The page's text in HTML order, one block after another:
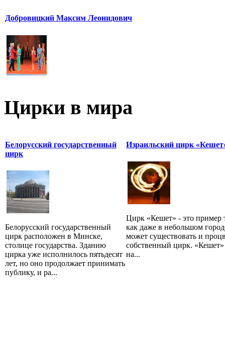
Добровицкий Максим Леонидович
Цирки в мира
Белорусский государственный
цирк
Белорусский государственный
цирк расположен в Минске,
столице государства. Зданию
цирка уже исполнилось пятьдесят
лет, но оно продолжает принимать
публику, и ра...
Израильский цирк
Цирк «Кешет» - это пример
как даже в небольшом
может существовать и
собственный цирк. «Кешет»
на...